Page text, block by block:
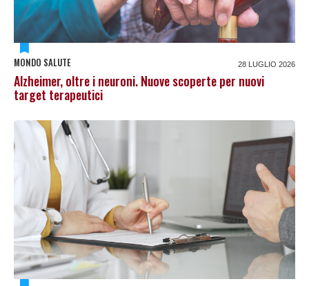
MONDO SALUTE 28 LUGLIO 2026
Alzheimer, oltre i neuroni. Nuove scoperte per nuovi
target terapeutici